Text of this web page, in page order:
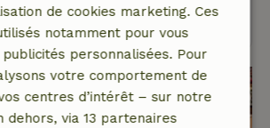
voir
de cookies marketing. Ces
notamment pour vous
personnalisées. Pour
votre comportement de
centres d’intérêt – sur notre
dehors, via 13 partenaires